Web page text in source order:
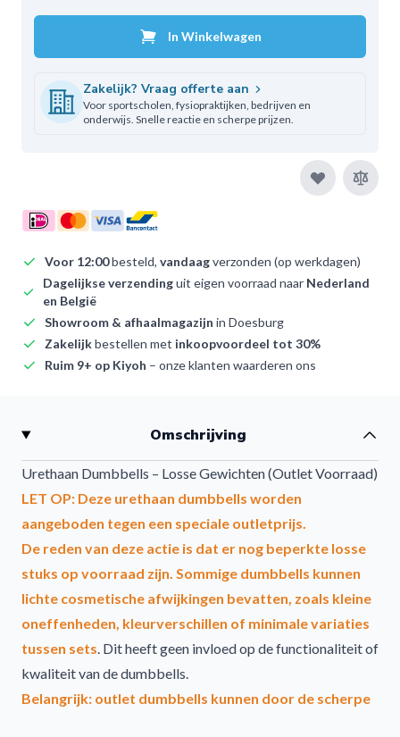
In Winkelwagen
Zakelijk? Vraag offerte aan
Voor sportscholen, fysiopraktijken, bedrijven en
onderwijs. Snelle reactie en scherpe prijzen.
Voor 12:00besteld, vandaagverzonden (op werkdagen)
Dagelijkse verzendinguit eigen voorraad naar Nederland
en België
Showroom & afhaalmagazijn in Doesburg
Zakelijkbestellen met inkoopvoordeel tot 30%
Ruim 9+ op Kiyoh – onze klanten waarderen ons
Omschrijving
Urethaan Dumbbells – Losse Gewichten (Outlet Voorraad)
LET OP: Deze urethaan dumbbells worden
aangeboden tegen een speciale outletprijs.
De reden van deze actie is dat er nog beperkte losse
stuks op voorraad zijn. Sommige dumbbells kunnen
lichte cosmetische afwijkingen bevatten, zoals kleine
oneffenheden, kleurverschillen of minimale variaties
tussen sets. Dit heeft geen invloed op de functionaliteit of
kwaliteit van de dumbbells.
Belangrijk: outlet dumbbells kunnen door de scherpe